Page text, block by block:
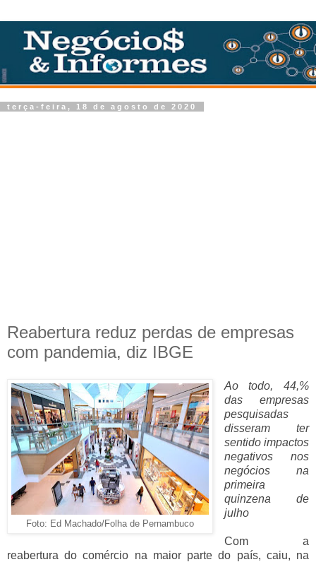
terça-feira, 18 de agosto de 2020
Reabertura reduz perdas de empresas
com pandemia, diz IBGE
Foto: Ed Machado/Folha de Pernambuco
Ao todo, 44,%
das empresas
pesquisadas
disseram ter
sentido impactos
negativos nos
negócios na
primeira
quinzena de
julho
Com a
reabertura do comércio na maior parte do país, caiu, na